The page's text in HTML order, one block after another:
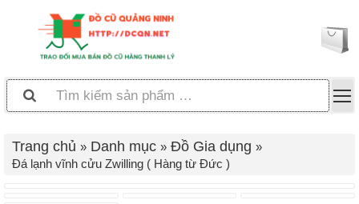
Trang chủ Danh mục Đồ Gia dụng
Đá lạnh vĩnh cửu Zwilling ( Hàng từ Đức )